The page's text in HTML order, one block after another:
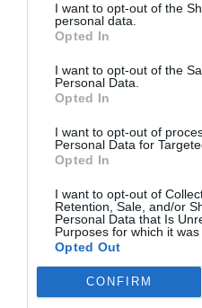
I want to opt-out of the
personal data.
Opted In
I want to opt-out of the
Personal Data.
Opted In
I want to opt-out of
Personal Data for
Opted In
I want to opt-out of
Retention, Sale, and/or
Personal Data that Is
Purposes for which it was
Opted Out
CONFIRM
Το “Olympic Day Park”
ενέργεια, χαμόγελα και
ακόμη πιο δυναμικές
likeστη σελίδα μας στο
Instagram
της πρωτοποριακής δράσης: